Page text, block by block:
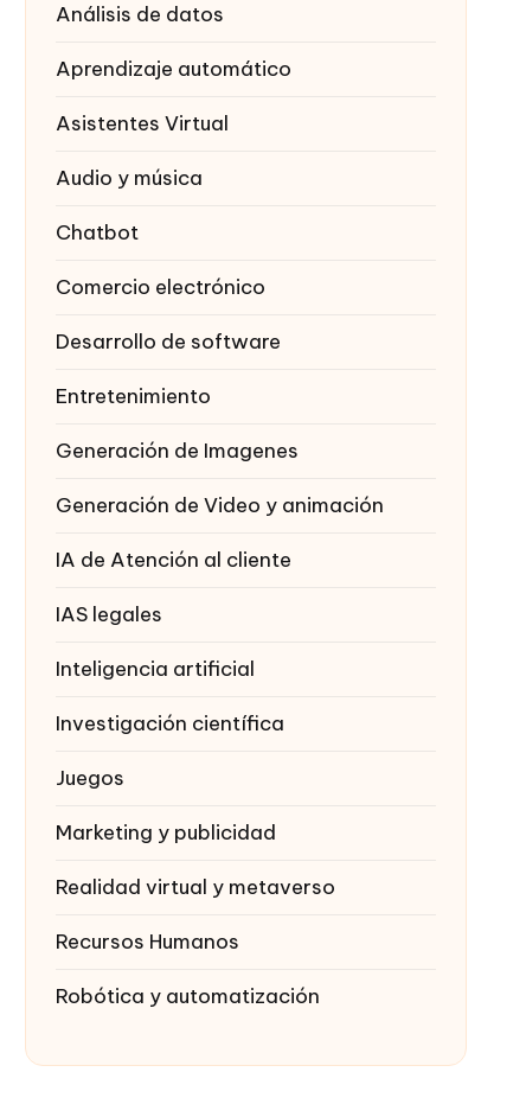
Análisis de datos
Aprendizaje automático
Asistentes Virtual
Audio y música
Chatbot
Comercio electrónico
Desarrollo de software
Entretenimiento
Generación de Imagenes
Generación de Video y animación
IA de Atención al cliente
IAS legales
Inteligencia artificial
Investigación científica
Juegos
Marketing y publicidad
Realidad virtual y metaverso
Recursos Humanos
Robótica y automatización